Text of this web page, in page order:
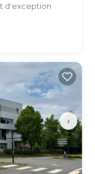
d'exception
›